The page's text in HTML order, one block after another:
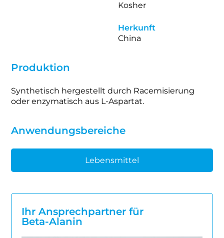
Kosher
Herkunft
China
Produktion
Synthetisch hergestellt durch Racemisierung
oder enzymatisch aus L-Aspartat.
Anwendungsbereiche
Lebensmittel
Ihr Ansprechpartner für
Beta-Alanin